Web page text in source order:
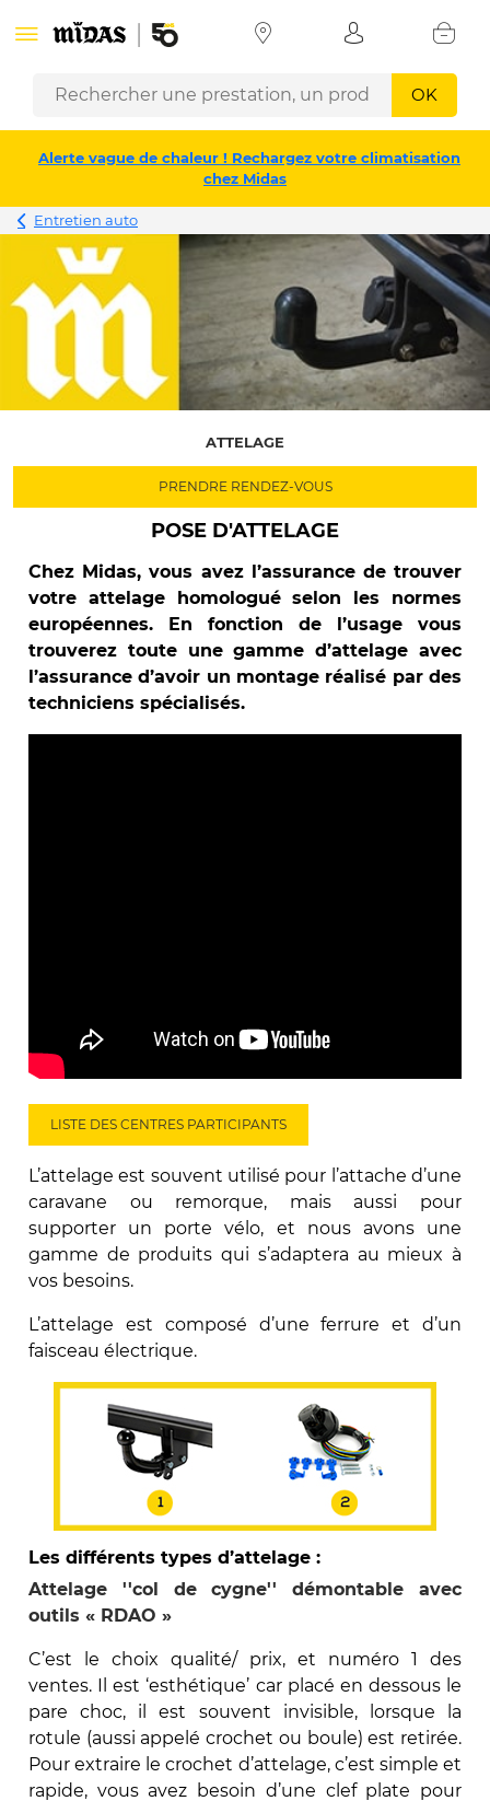
OK
Alerte vague de chaleur ! Rechargez votre climatisation
chez Midas
Entretien auto
POSE D'ATTELAGE
Chez Midas, vous avez l’assurance de trouver
votre attelage homologué selon les normes
européennes. En fonction de l’usage vous
trouverez toute une gamme d’attelage avec
l’assurance d’avoir un montage réalisé par des
techniciens spécialisés.
LISTE DES CENTRES PARTICIPANTS
L’attelage est souvent utilisé pour l’attache d’une
caravane ou remorque, mais aussi pour
supporter un porte vélo, et nous avons une
gamme de produits qui s’adaptera au mieux à
vos besoins.
L’attelage est composé d’une ferrure et d’un
faisceau électrique.
Les différents types d’attelage :
Attelage ''col de cygne'' démontable avec
outils « RDAO »
C’est le choix qualité/ prix, et numéro 1 des
ventes. Il est ‘esthétique’ car placé en dessous le
pare choc, il est souvent invisible, lorsque la
rotule (aussi appelé crochet ou boule) est retirée.
Pour extraire le crochet d’attelage, c’est simple et
rapide, vous avez besoin d’une clef plate pour
ATTELAGE
PRENDRE RENDEZ-VOUS